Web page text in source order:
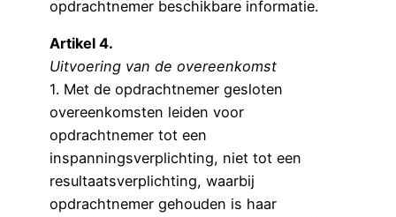
opdrachtnemer beschikbare informatie.
Artikel 4.
Uitvoering van de overeenkomst
1. Met de opdrachtnemer gesloten
overeenkomsten leiden voor
opdrachtnemer tot een
inspanningsverplichting, niet tot een
resultaatsverplichting, waarbij
opdrachtnemer gehouden is haar